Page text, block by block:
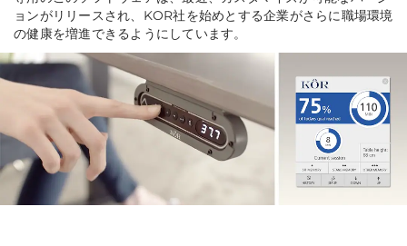
ョンがリリースされ、KOR社を始めとする企業がさらに職場環境
の健康を増進できるようにしています。